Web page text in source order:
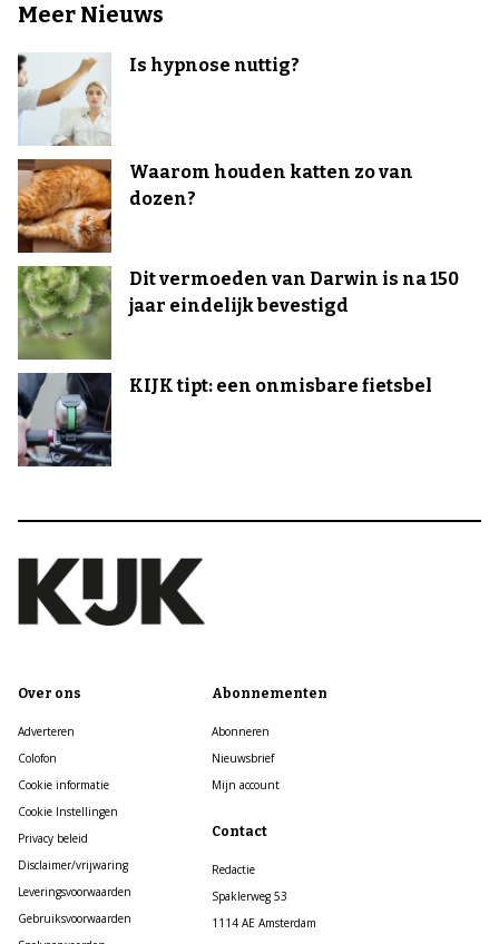
Meer Nieuws
Is hypnose nuttig?
Waarom houden katten zo van
dozen?
Dit vermoeden van Darwin is na 150
jaar eindelijk bevestigd
KIJK tipt: een onmisbare fietsbel
Over ons
Adverteren
Colofon
Cookie informatie
Cookie Instellingen
Privacy beleid
Disclaimer/vrijwaring
Leveringsvoorwaarden
Gebruiksvoorwaarden
Abonnementen
Abonneren
Nieuwsbrief
Mijn account
Contact
Redactie
Spaklerweg 53
1114 AE Amsterdam